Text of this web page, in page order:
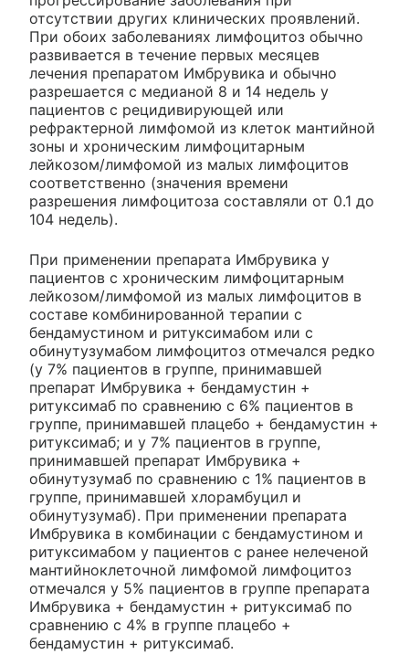
отсутствии других клинических проявлений.
При обоих заболеваниях лимфоцитоз обычно
развивается в течение первых месяцев
лечения препаратом Имбрувика и обычно
разрешается с медианой 8 и 14 недель у
пациентов с рецидивирующей или
рефрактерной лимфомой из клеток мантийной
зоны и хроническим лимфоцитарным
лейкозом/лимфомой из малых лимфоцитов
соответственно (значения времени
разрешения лимфоцитоза составляли от 0.1 до
104 недель).
При применении препарата Имбрувика у
пациентов с хроническим лимфоцитарным
лейкозом/лимфомой из малых лимфоцитов в
составе комбинированной терапии с
бендамустином и ритуксимабом или с
обинутузумабом лимфоцитоз отмечался редко
(у 7% пациентов в группе, принимавшей
препарат Имбрувика + бендамустин +
ритуксимаб по сравнению с 6% пациентов в
группе, принимавшей плацебо + бендамустин +
ритуксимаб; и у 7% пациентов в группе,
принимавшей препарат Имбрувика +
обинутузумаб по сравнению с 1% пациентов в
группе, принимавшей хлорамбуцил и
обинутузумаб). При применении препарата
Имбрувика в комбинации с бендамустином и
ритуксимабом у пациентов с ранее нелеченой
мантийноклеточной лимфомой лимфоцитоз
отмечался у 5% пациентов в группе препарата
Имбрувика + бендамустин + ритуксимаб по
сравнению с 4% в группе плацебо +
бендамустин + ритуксимаб.